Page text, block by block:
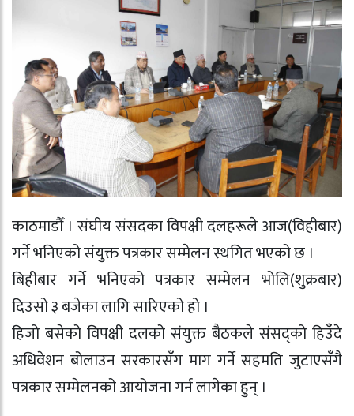
काठमाडौँ । संघीय संसदका विपक्षी दलहरूले आज(विहीबार)
गर्ने भनिएको संयुक्त पत्रकार सम्मेलन स्थगित भएको छ ।
बिहीबार गर्ने भनिएको पत्रकार सम्मेलन भोलि(शुक्रबार)
दिउसो ३ बजेका लागि सारिएको हो ।
हिजो बसेको विपक्षी दलको संयुक्त बैठकले संसद्को हिउँदे
अधिवेशन बोलाउन सरकारसँग माग गर्ने सहमति जुटाएसँगै
पत्रकार सम्मेलनको आयोजना गर्न लागेका हुन् ।